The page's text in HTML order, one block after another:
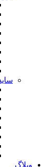
وبلاگ